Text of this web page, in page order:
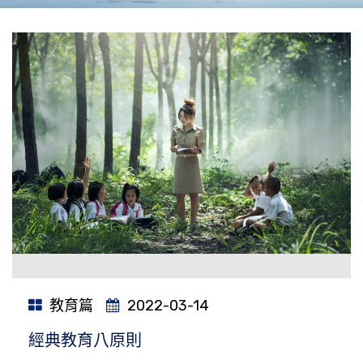
教育篇 2022-03-14
經典教育八原則